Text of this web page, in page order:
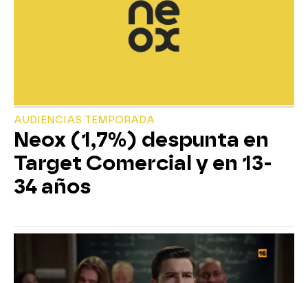
AUDIENCIAS TEMPORADA
Neox (1,7%) despunta en
Target Comercial y en 13-
34 años